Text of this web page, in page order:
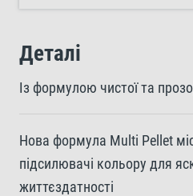
Деталі
Із формулою чистої та
Нова формула Multi Pellet
підсилювачі кольору для
життєздатності